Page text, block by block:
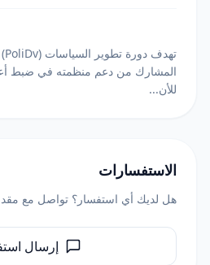
المشارك من دعم منظمته في ضبط
للأن...
الاستفسارات
هل لديك أي استفسار؟ تواصل مع
إرسال